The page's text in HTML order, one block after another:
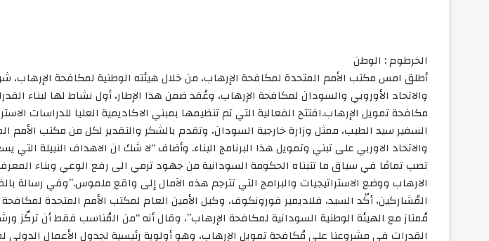
الخرطوم : الوطن
أطلق امس مكتب الأمم المتحدة لمكافحة الإرهاب، من خلال هيئته الوطنية لمكافحة الإرهاب،
والاتحاد الأوروبي والسودان لمكافحة الإرهاب، وعُقد ضمن هذا الإطار، أول نشاط لها لبناء
مكافحة تمويل الإرهاب.افتتح الفعالية التي تم تنظيمها بمبني الاكاديمية العليا للدراسات
السفير سيد الطيب، ممثل وزارة خارجية السودان، وتقدم بالشكر والتقدير لكل من مكتب الأمم
والاتحاد الاوربي على تبني وتمويل هذا البرنامج البناء. وأضاف “لا شك ان الاهداف النبيلة التي
تصب تمامًا في سياق ما تتبناه الحكومة السودانية من جهود ترمي الى رفع الوعي وبناء
الارهاب ووضع الاستراتيجيات والبرامج التي تترجم هذه الآمال إلى واقع ملموس.”وفي رسالة
المُشاركين، أكّد السيد، فلاديمير فورونكوف، وكيل الأمين العام لمكتب الأمم المتحدة
مُمتاز مع الهيئة الوطنية السودانية لمكافحة الإرهاب”، وقال أنه “من المُناسب فقط أن تركّز
القدرات في مشروعنا على مُكافحة تمويل الإرهاب، وهو أولوية رئيسية لجدول الأعمال الدولي